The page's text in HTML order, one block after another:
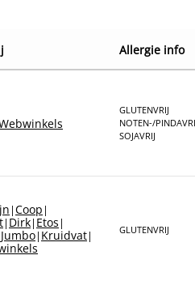
Allergie info
GLUTENVRIJ
NOTEN-/
SOJAVRIJ
|Coop |
| Dirk| Etos |
Jumbo| Kruidvat| GLUTENVRIJ